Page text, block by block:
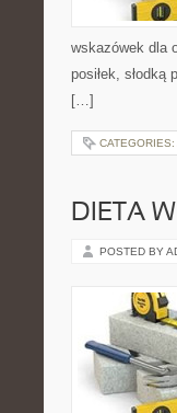
wskazówek dla
posiłek,
[…]
CATEGORIES:
DIETA
POSTED BY